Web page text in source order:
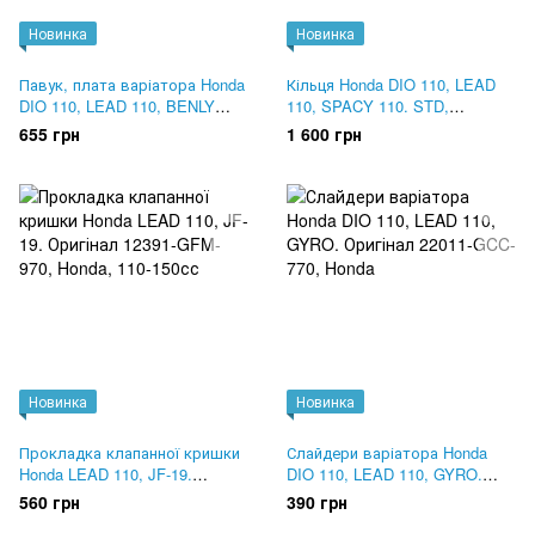
Новинка
Павук, плата варіатора Honda
DIO 110, LEAD 110, BENLY
110. Оригінал 22131-GFM-970
655 грн
Новинка
Кільця Honda DIO 110, LEAD
110, SPACY 110. STD,
Оригінал 130111-KWW-740
1 600 грн
Новинка
Прокладка клапанної кришки
Honda LEAD 110, JF-19.
Оригінал 12391-GFM-970
560 грн
Новинка
Слайдери варіатора Honda
DIO 110, LEAD 110, GYRO.
Оригінал 22011-GCC-770
390 грн